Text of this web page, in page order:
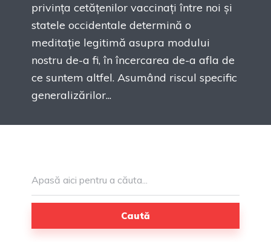
privința cetățenilor vaccinați între noi și
statele occidentale determină o
meditație legitimă asupra modului
nostru de-a fi, în încercarea de-a afla de
ce suntem altfel. Asumând riscul specific
generalizărilor...
Caută